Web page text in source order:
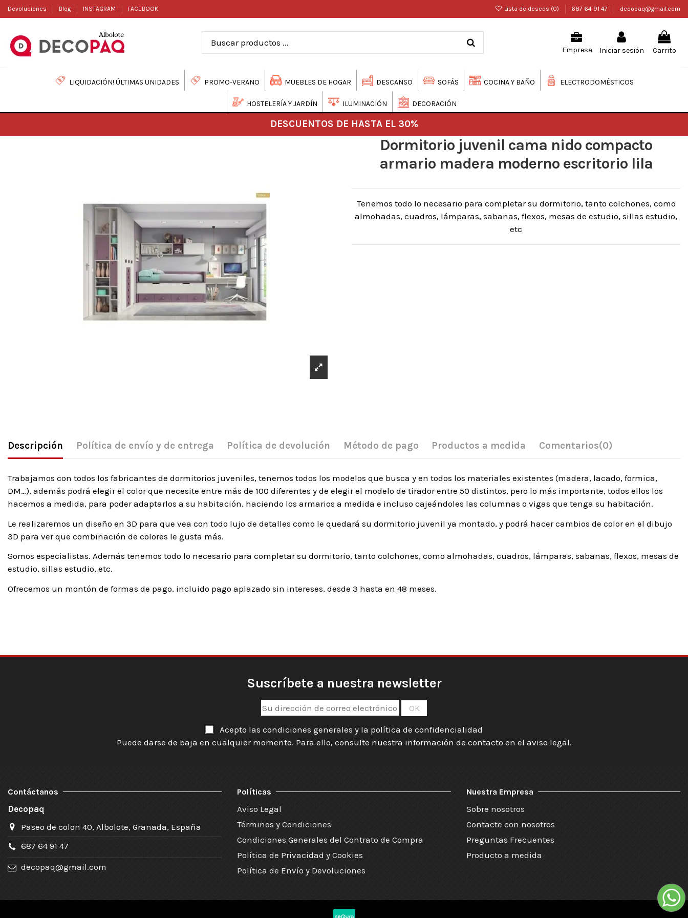
Devoluciones Blog INSTAGRAM FACEBOOK Lista de deseos (0) 687 64 91 47 decopaq@gmail.com
Empresa Iniciar sesión Carrito
LIQUIDACIÓN! ÚLTIMAS UNIDADES PROMO-VERANO MUEBLES DE HOGAR DESCANSO SOFÁS COCINA Y BAÑO ELECTRODOMÉSTICOS
HOSTELERÍA Y JARDÍN ILUMINACIÓN DECORACIÓN
DESCUENTOS DE HASTA EL 30%
Dormitorio juvenil cama nido compacto
armario madera moderno escritorio lila
Tenemos todo lo necesario para completar su dormitorio, tanto colchones, como
almohadas, cuadros, lámparas, sabanas, flexos, mesas de estudio, sillas estudio,
etc
Descripción Política de envío y de entrega Política de devolución Método de pago Productos a medida Comentarios(0)
Trabajamos con todos los fabricantes de dormitorios juveniles, tenemos todos los modelos que busca y en todos los materiales existentes (madera, lacado, formica,
DM…), además podrá elegir el color que necesite entre más de 100 diferentes y de elegir el modelo de tirador entre 50 distintos, pero lo más importante, todos ellos los
hacemos a medida, para poder adaptarlos a su habitación, haciendo los armarios a medida e incluso cajeándoles las columnas o vigas que tenga su habitación.
Le realizaremos un diseño en 3D para que vea con todo lujo de detalles como le quedará su dormitorio juvenil ya montado, y podrá hacer cambios de color en el dibujo
3D para ver que combinación de colores le gusta más.
Somos especialistas. Además tenemos todo lo necesario para completar su dormitorio, tanto colchones, como almohadas, cuadros, lámparas, sabanas, flexos, mesas de
estudio, sillas estudio, etc.
Ofrecemos un montón de formas de pago, incluido pago aplazado sin intereses, desde 3 hasta en 48 meses.
Suscríbete a nuestra newsletter
Acepto las condiciones generales y la política de confidencialidad
Puede darse de baja en cualquier momento. Para ello, consulte nuestra información de contacto en el aviso legal.
Contáctanos
Decopaq
Paseo de colon 40, Albolote, Granada, España
687 64 91 47
decopaq@gmail.com
Políticas
Aviso Legal
Términos y Condiciones
Condiciones Generales del Contrato de Compra
Política de Privacidad y Cookies
Política de Envío y Devoluciones
Nuestra Empresa
Sobre nosotros
Contacte con nosotros
Preguntas Frecuentes
Producto a medida